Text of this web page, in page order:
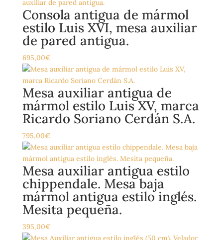
Consola antigua de mármol
estilo Luis XVI, mesa auxiliar
de pared antigua.
695,00€
Mesa auxiliar antigua de
mármol estilo Luis XV, marca
Ricardo Soriano Cerdán S.A.
795,00€
Mesa auxiliar antigua estilo
chippendale. Mesa baja
mármol antigua estilo inglés.
Mesita pequeña.
395,00€